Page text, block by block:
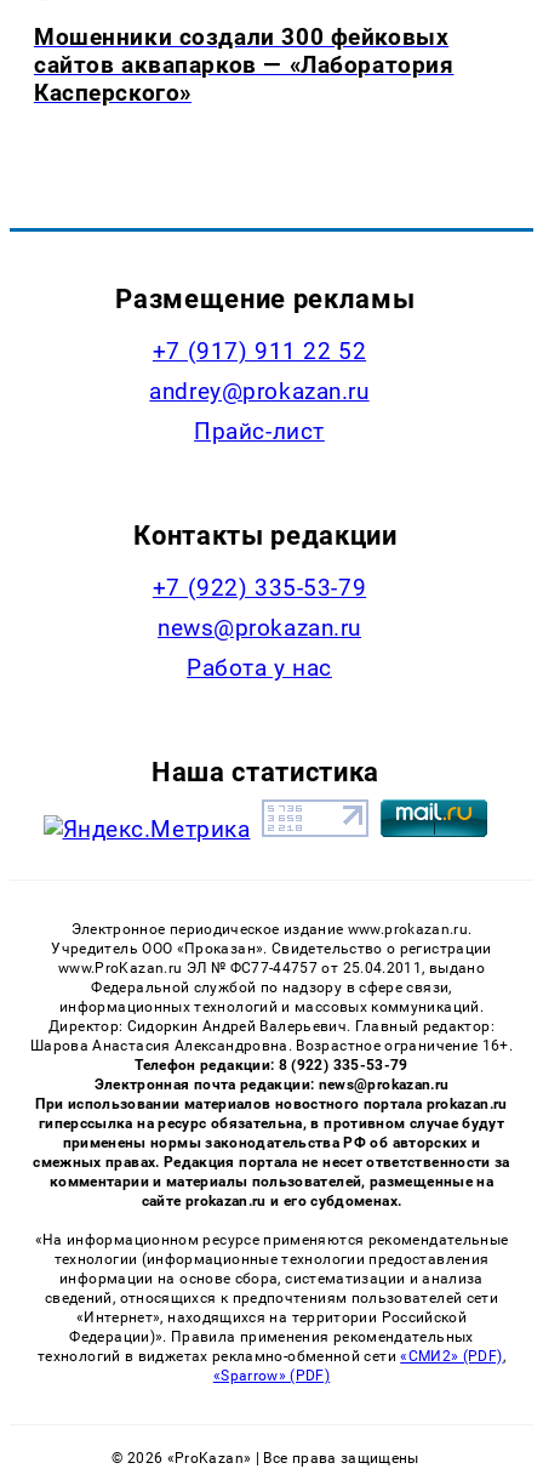
Мошенники создали 300 фейковых
сайтов аквапарков — «Лаборатория
Касперского»
Размещение рекламы
+7 (917) 911 22 52
andrey@prokazan.ru
Прайс-лист
Контакты редакции
+7 (922) 335-53-79
news@prokazan.ru
Работа у нас
Наша статистика
Электронное периодическое издание www.prokazan.ru.
Учредитель ООО «Проказан». Cвидетельство о регистрации
www.ProKazan.ru ЭЛ № ФС77-44757 от 25.04.2011, выдано
Федеральной службой по надзору в сфере связи,
информационных технологий и массовых коммуникаций.
Директор: Сидоркин Андрей Валерьевич. Главный редактор:
Шарова Анастасия Александровна. Возрастное ограничение 16+.
Телефон редакции: 8 (922) 335-53-79
Электронная почта редакции: news@prokazan.ru
При использовании материалов новостного портала prokazan.ru
гиперссылка на ресурс обязательна, в противном случае будут
применены нормы законодательства РФ об авторских и
смежных правах. Редакция портала не несет ответственности за
комментарии и материалы пользователей, размещенные на
сайте prokazan.ru и его субдоменах.
«На информационном ресурсе применяются рекомендательные
технологии (информационные технологии предоставления
информации на основе сбора, систематизации и анализа
сведений, относящихся к предпочтениям пользователей сети
«Интернет», находящихся на территории Российской
Федерации)». Правила применения рекомендательных
технологий в виджетах рекламно-обменной сети«СМИ2» (PDF),
«Sparrow» (PDF)
© 2026 «ProKazan» | Все права защищены